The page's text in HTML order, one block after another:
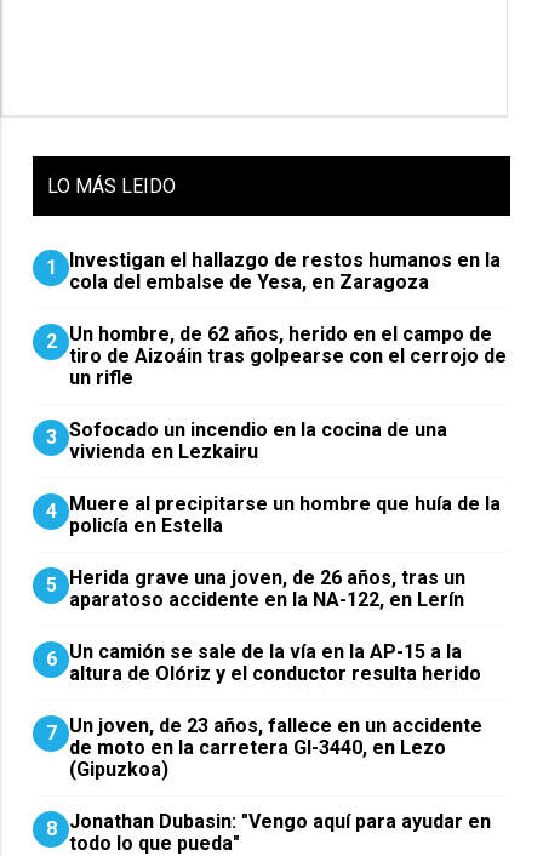
LO MÁS LEIDO
1
Investigan el hallazgo de restos humanos en la
cola del embalse de Yesa, en Zaragoza
2 Un hombre, de 62 años, herido en el campo de
tiro de Aizoáin tras golpearse con el cerrojo de
un rifle
3 Sofocado un incendio en la cocina de una
vivienda en Lezkairu
4 Muere al precipitarse un hombre que huía de la
policía en Estella
5 Herida grave una joven, de 26 años, tras un
aparatoso accidente en la NA-122, en Lerín
6 Un camión se sale de la vía en la AP-15 a la
altura de Olóriz y el conductor resulta herido
7 Un joven, de 23 años, fallece en un accidente
de moto en la carretera GI-3440, en Lezo
(Gipuzkoa)
8 Jonathan Dubasin: "Vengo aquí para ayudar en
todo lo que pueda"